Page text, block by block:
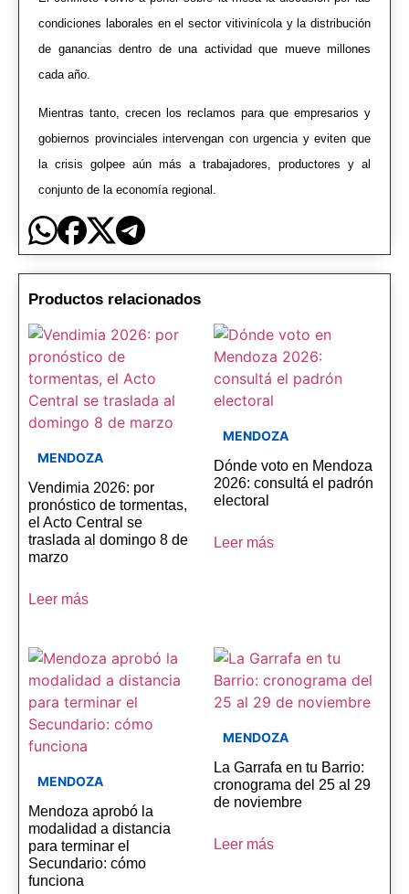
condiciones laborales en el sector vitivinícola y la distribución
de ganancias dentro de una actividad que mueve millones
cada año.
Mientras tanto, crecen los reclamos para que empresarios y
gobiernos provinciales intervengan con urgencia y eviten que
la crisis golpee aún más a trabajadores, productores y al
conjunto de la economía regional.
Productos relacionados
MENDOZA
Vendimia 2026: por
pronóstico de tormentas,
el Acto Central se
traslada al domingo 8 de
marzo
Leer más
MENDOZA
Dónde voto en Mendoza
2026: consultá el padrón
electoral
Leer más
MENDOZA
Mendoza aprobó la
modalidad a distancia
para terminar el
Secundario: cómo
funciona
MENDOZA
La Garrafa en tu Barrio:
cronograma del 25 al 29
de noviembre
Leer más